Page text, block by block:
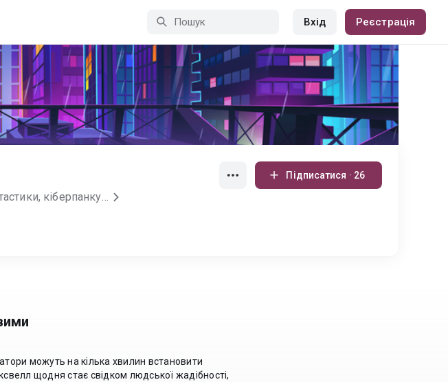
Вхід Реєстрація
Я пишу оповідання, яке поєднує елементи наукової фантастики, кіберпанку, постапокаліпсису та казки.
Підписатися · 26
можуть на кілька хвилин встановити
щодня стає свідком людської жадібності,